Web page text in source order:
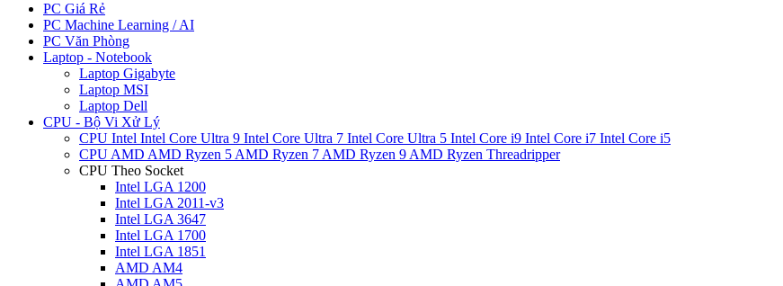
PC Giá Rẻ
PC Machine Learning / AI
PC Văn Phòng
Laptop - Notebook
Laptop Gigabyte
Laptop MSI
Laptop Dell
CPU - Bộ Vi Xử Lý
CPU Intel Intel Core Ultra 9 Intel Core Ultra 7 Intel Core Ultra 5 Intel Core i9 Intel Core i7 Intel Core i5
CPU AMD AMD Ryzen 5 AMD Ryzen 7 AMD Ryzen 9 AMD Ryzen Threadripper
CPU Theo Socket
Intel LGA 1200
Intel LGA 2011-v3
Intel LGA 3647
Intel LGA 1700
Intel LGA 1851
AMD AM4